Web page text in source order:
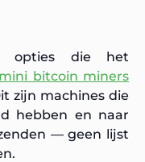
opties die het
mini bitcoin miners
zijn machines die
hebben en naar
— geen lijst